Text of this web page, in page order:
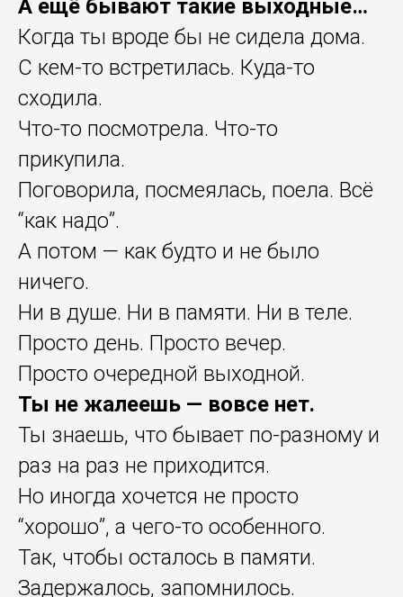
А ещё бывают такие выходные…
Когда ты вроде бы не сидела дома.
С кем-то встретилась. Куда-то
сходила.
Что-то посмотрела. Что-то
прикупила.
Поговорила, посмеялась, поела. Всё
“как надо”.
А потом — как будто и не было
ничего.
Ни в душе. Ни в памяти. Ни в теле.
Просто день. Просто вечер.
Просто очередной выходной.
Ты не жалеешь — вовсе нет.
Ты знаешь, что бывает по-разному и
раз на раз не приходится.
Но иногда хочется не просто
“хорошо”, а чего-то особенного.
Так, чтобы осталось в памяти.
Задержалось, запомнилось.